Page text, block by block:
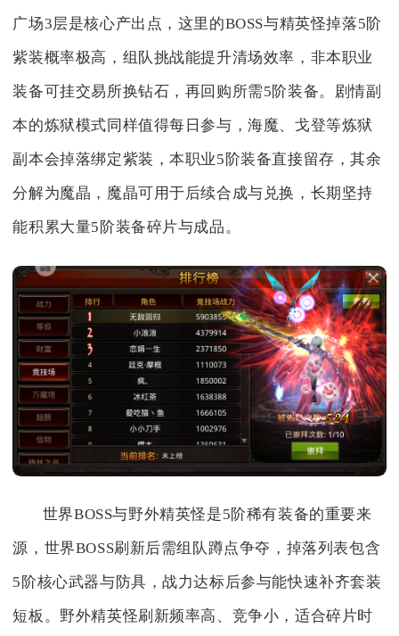
广场3层是核心产出点，这里的BOSS与精英怪掉落5阶
紫装概率极高，组队挑战能提升清场效率，非本职业
装备可挂交易所换钻石，再回购所需5阶装备。剧情副
本的炼狱模式同样值得每日参与，海魔、戈登等炼狱
副本会掉落绑定紫装，本职业5阶装备直接留存，其余
分解为魔晶，魔晶可用于后续合成与兑换，长期坚持
能积累大量5阶装备碎片与成品。
世界BOSS与野外精英怪是5阶稀有装备的重要来
源，世界BOSS刷新后需组队蹲点争夺，掉落列表包含
5阶核心武器与防具，战力达标后参与能快速补齐套装
短板。野外精英怪刷新频率高、竞争小，适合碎片时